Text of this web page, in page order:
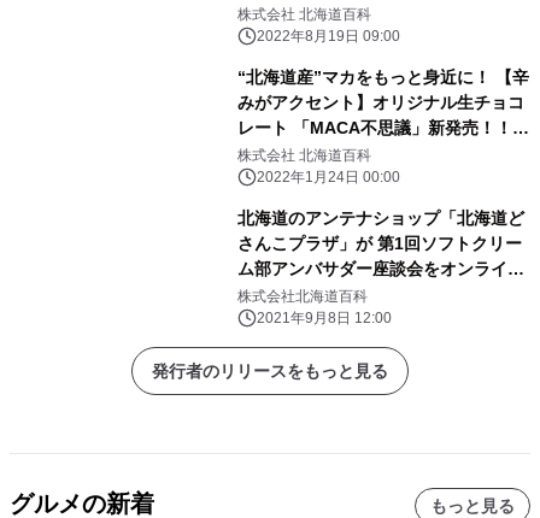
改良し8月登場
株式会社 北海道百科
2022年8月19日 09:00
“北海道産”マカをもっと身近に！ 【辛
みがアクセント】オリジナル生チョコ
レート 「MACA不思議」新発売！！
クラウドファンディングも実施中！！
株式会社 北海道百科
2022年1月24日 00:00
北海道のアンテナショップ「北海道ど
さんこプラザ」が 第1回ソフトクリー
ム部アンバサダー座談会をオンライン
で開催！ 座談会での意見を取り入れた
サービスやフェアを実施
株式会社北海道百科
2021年9月8日 12:00
発行者のリリースをもっと見る
グルメの新着 もっと見る